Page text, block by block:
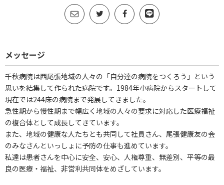
メッセージ
千秋病院は西尾張地域の人々の「自分達の病院をつくろう」という
思いを結集して作られた病院です。1984年小病院からスタートして
現在では244床の病院まで発展してきました。
急性期から慢性期まで幅広く地域の人々の要求に対応した医療福祉
の複合体として成長してきています。
また、地域の健康な人たちとも共同して社員さん、尾張健康友の会
のみなさんといっしょに予防の仕事も進めています。
私達は患者さんを中心に安全、安心、人権尊重、無差別、平等の最
良の医療・福祉、非営利共同体をめざしています。